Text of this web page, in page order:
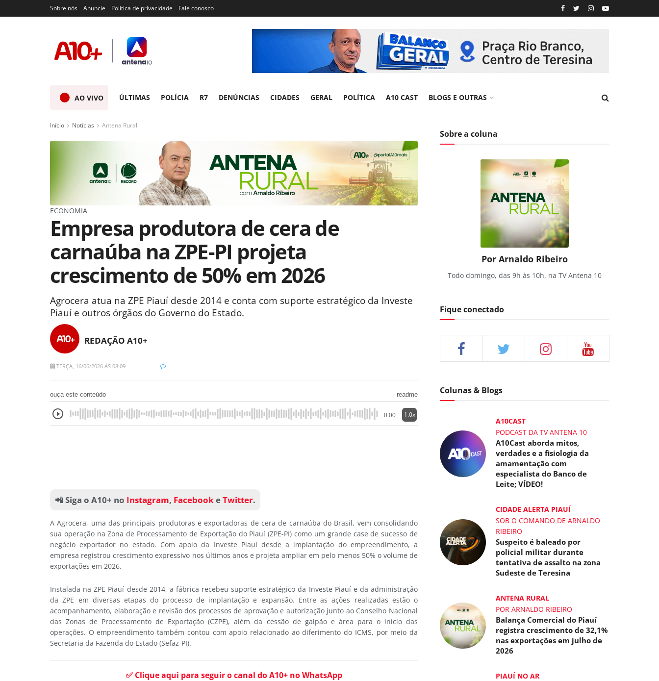
Sobre nós Anuncie Política de privacidade Fale conosco
AO VIVO ÚLTIMAS POLÍCIA R7 DENÚNCIAS CIDADES GERAL POLÍTICA A10 CAST BLOGS E OUTRAS
Início Notícias Antena Rural
ECONOMIA
Empresa produtora de cera de
carnaúba na ZPE-PI projeta
crescimento de 50% em 2026
Agrocera atua na ZPE Piauí desde 2014 e conta com suporte estratégico da Investe
Piauí e outros órgãos do Governo do Estado.
REDAÇÃO A10+
TERÇA, 16/06/2026 ÀS 08:09
ouça este conteúdo readme
0:00 1.0x
📲 Siga o A10+ no Instagram, FacebookeTwitter.
A Agrocera, uma das principais produtoras e exportadoras de cera de carnaúba do Brasil, vem consolidando
sua operação na Zona de Processamento de Exportação do Piauí (ZPE-PI) como um grande case de sucesso de
negócio exportador no estado. Com apoio da Investe Piauí desde a implantação do empreendimento, a
empresa registrou crescimento expressivo nos últimos anos e projeta ampliar em pelo menos 50% o volume de
exportações em 2026.
Instalada na ZPE Piauí desde 2014, a fábrica recebeu suporte estratégico da Investe Piauí e da administração
da ZPE em diversas etapas do processo de implantação e expansão. Entre as ações realizadas estão o
acompanhamento, elaboração e revisão dos processos de aprovação e autorização junto ao Conselho Nacional
das Zonas de Processamento de Exportação (CZPE), além da cessão de galpão e área para o início das
operações. O empreendimento também contou com apoio relacionado ao diferimento do ICMS, por meio da
Secretaria da Fazenda do Estado (Sefaz-PI).
✅ Clique aqui para seguir o canal do A10+ no WhatsApp
Sobre a coluna
Por Arnaldo Ribeiro
Todo domingo, das 9h às 10h, na TV Antena 10
Fique conectado
Colunas & Blogs
A10CAST
PODCAST DA TV ANTENA 10
A10Cast aborda mitos,
verdades e a fisiologia da
amamentação com
especialista do Banco de
Leite; VÍDEO!
CIDADE ALERTA PIAUÍ
SOB O COMANDO DE ARNALDO
RIBEIRO
Suspeito é baleado por
policial militar durante
tentativa de assalto na zona
Sudeste de Teresina
ANTENA RURAL
POR ARNALDO RIBEIRO
Balança Comercial do Piauí
registra crescimento de 32,1%
nas exportações em julho de
2026
PIAUÍ NO AR